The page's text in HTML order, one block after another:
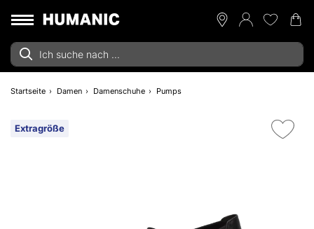
Startseite Damen Damenschuhe Pumps
Extragröße